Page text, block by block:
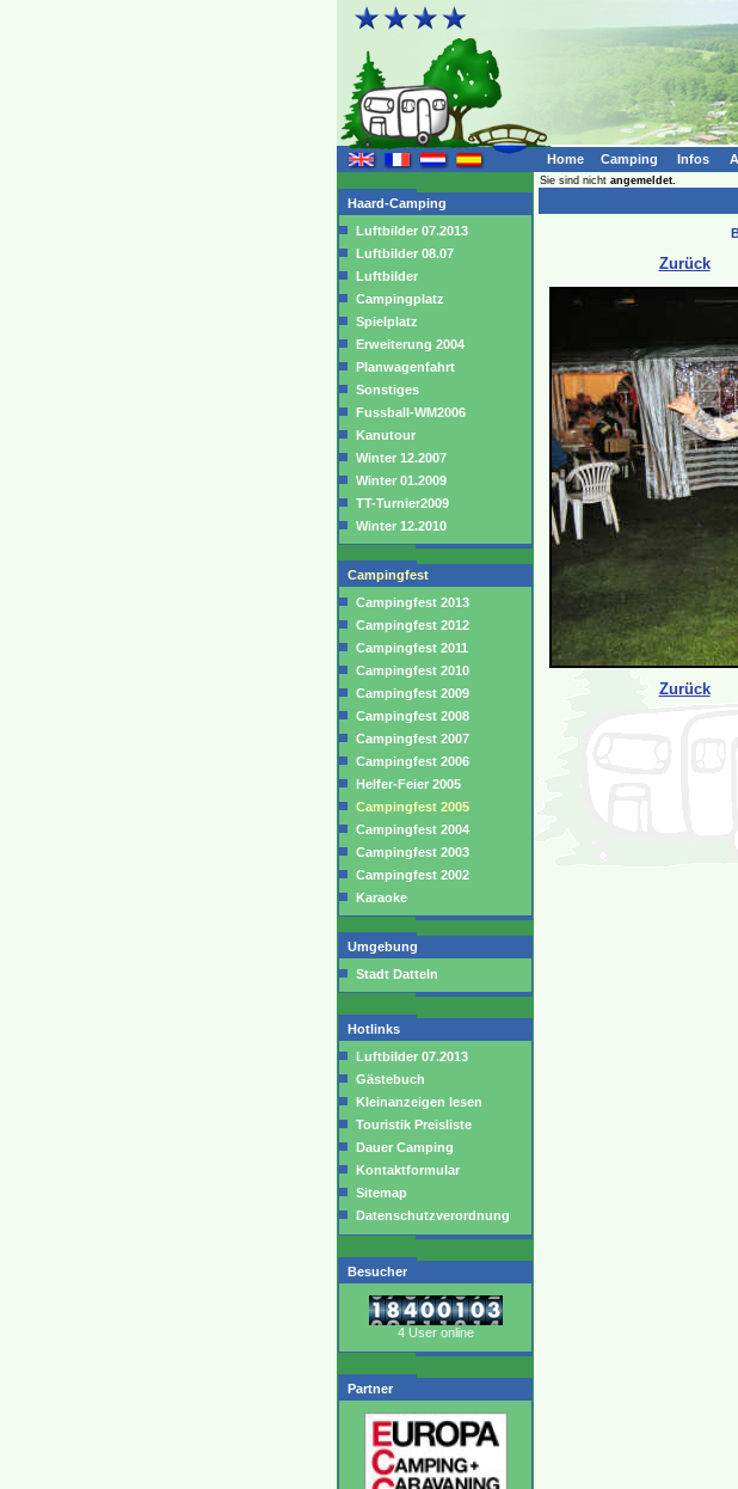
Home Camping Infos
Haard-Camping
Luftbilder 07.2013
Luftbilder 08.07
Luftbilder
Campingplatz
Spielplatz
Erweiterung 2004
Planwagenfahrt
Sonstiges
Fussball-WM2006
Kanutour
Winter 12.2007
Winter 01.2009
TT-Turnier2009
Winter 12.2010
Campingfest
Campingfest 2013
Campingfest 2012
Campingfest 2011
Campingfest 2010
Campingfest 2009
Campingfest 2008
Campingfest 2007
Campingfest 2006
Helfer-Feier 2005
Campingfest 2005
Campingfest 2004
Campingfest 2003
Campingfest 2002
Karaoke
Umgebung
Stadt Datteln
Hotlinks
Luftbilder 07.2013
Gästebuch
Kleinanzeigen lesen
Touristik Preisliste
Dauer Camping
Kontaktformular
Sitemap
Datenschutzverordnung
Besucher
4 User online
Partner
Sie sind nicht angemeldet.
Zurück
Zurück